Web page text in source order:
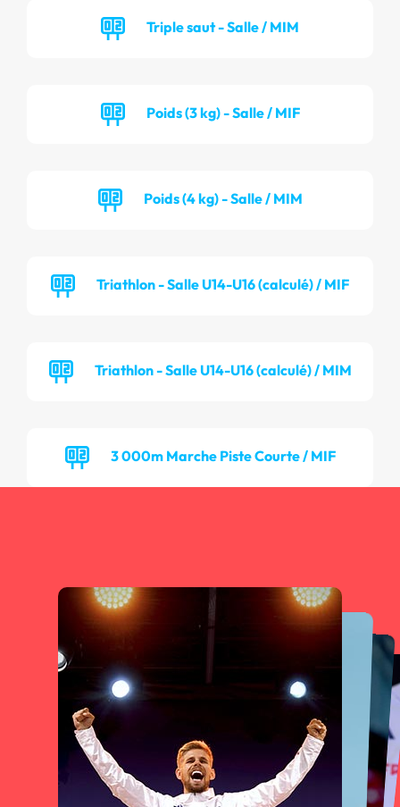
Triple saut - Salle / MIM
Poids (3 kg) - Salle / MIF
Poids (4 kg) - Salle / MIM
Triathlon - Salle U14-U16 (calculé) / MIF
Triathlon - Salle U14-U16 (calculé) / MIM
3 000m Marche Piste Courte / MIF